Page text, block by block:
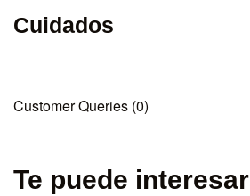
Cuidados
Customer Queries (0)
Te puede interesar